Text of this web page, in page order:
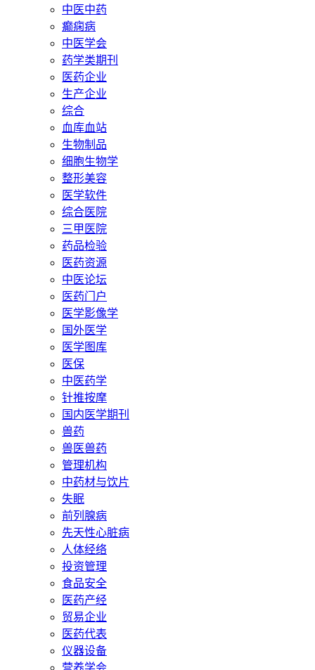
中医中药
癫痫病
中医学会
药学类期刊
医药企业
生产企业
综合
血库血站
生物制品
细胞生物学
整形美容
医学软件
综合医院
三甲医院
药品检验
医药资源
中医论坛
医药门户
医学影像学
国外医学
医学图库
医保
中医药学
针推按摩
国内医学期刊
兽药
兽医兽药
管理机构
中药材与饮片
失眠
前列腺病
先天性心脏病
人体经络
投资管理
食品安全
医药产经
贸易企业
医药代表
仪器设备
营养学会